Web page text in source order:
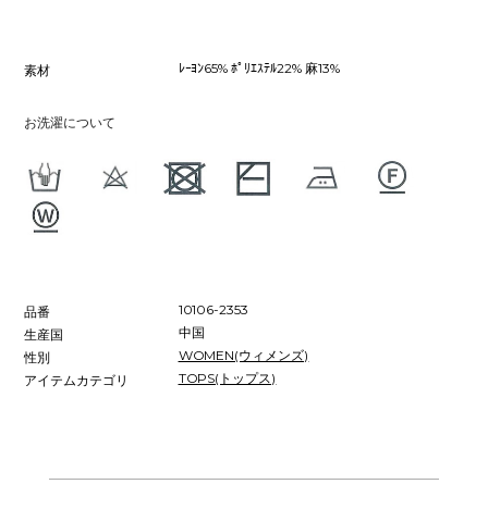
素材 ﾚｰﾖﾝ65% ﾎﾟﾘｴｽﾃﾙ22% 麻13%
お洗濯について
品番
10106-2353
生産国
中国
性別
WOMEN(ウィメンズ)
アイテムカテゴリ
TOPS(トップス)